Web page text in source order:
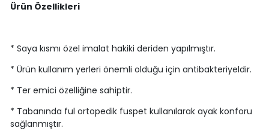
Ürün Özellikleri
* Saya kısmı özel imalat hakiki deriden yapılmıştır.
* Ürün kullanım yerleri önemli olduğu için antibakteriyeldir.
* Ter emici özelliğine sahiptir.
* Tabanında ful ortopedik fuspet kullanılarak ayak konforu
sağlanmıştır.